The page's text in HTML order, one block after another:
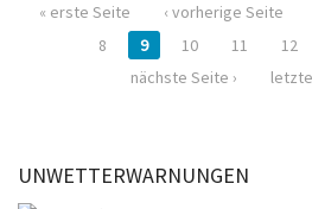
« erste Seite ‹ vorherige Seite
8
9 10 11 12
nächste Seite ›
UNWETTERWARNUNGEN